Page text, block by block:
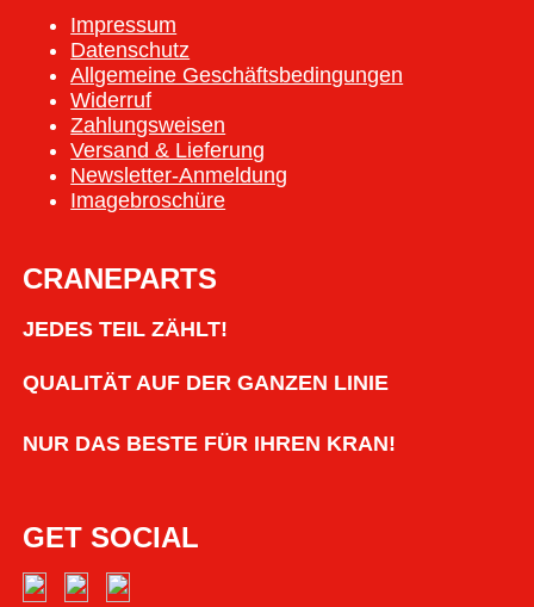
Impressum
Datenschutz
Allgemeine Geschäftsbedingungen
Widerruf
Zahlungsweisen
Versand & Lieferung
Newsletter-Anmeldung
Imagebroschüre
CRANEPARTS
JEDES TEIL ZÄHLT!
QUALITÄT AUF DER GANZEN LINIE
NUR DAS BESTE FÜR IHREN KRAN!
GET SOCIAL